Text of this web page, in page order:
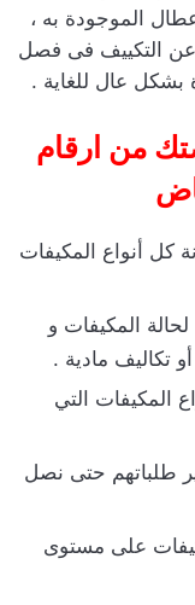
الموجودة به ،
عن التكييف فى فصل
بشكل عال للغاية .
من ارقام
كل أنواع المكيفات
المكيفات و
تكاليف مادية .
المكيفات التي
طلباتهم حتى نصل
على مستوى